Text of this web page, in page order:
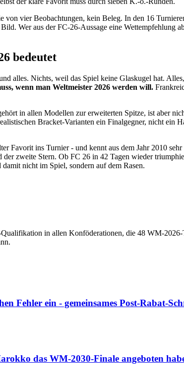
von vier Beobachtungen, kein Beleg. In den 16
Wer aus der FC-26-Aussage eine Wettempfehlung
bedeutet
alles. Nichts, weil das Spiel keine Glaskugel hat.
wenn man Weltmeister 2026 werden will.
in allen Modellen zur erweiterten Spitze, ist aber
Bracket-Varianten ein Finalgegner, nicht ein
Favorit ins Turnier - und kennt aus dem Jahr 2010
zweite Stern. Ob FC 26 in 42 Tagen wieder
nicht im Spiel, sondern auf dem Rasen.
in allen Konföderationen, die 48 WM-
Fehler ein - gemeinsames Post-Rabat-
das WM-2030-Finale angeboten